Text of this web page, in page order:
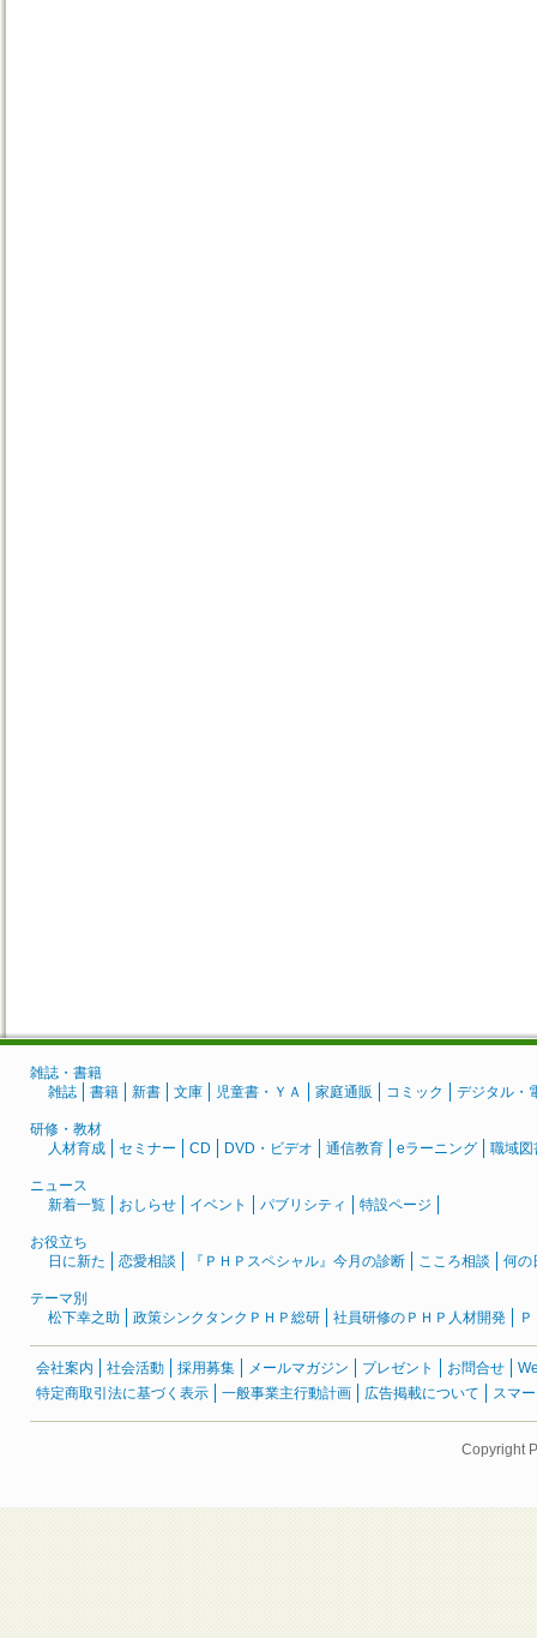
雑誌・書籍
雑誌
書籍 新書 文庫 児童書・ＹＡ 家庭通販 コミック デジタル・
研修・教材
人材育成
セミナー CD DVD・ビデオ 通信教育 eラーニング 職域図
ニュース
新着一覧
おしらせ イベント パブリシティ 特設ページ
お役立ち
日に新た
恋愛相談 『ＰＨＰスペシャル』今月の診断 こころ相談 何の
テーマ別
松下幸之助
政策シンクタンクＰＨＰ総研 社員研修のＰＨＰ人材開発
会社案内 社会活動 採用募集 メールマガジン プレゼント お問合せ
特定商取引法に基づく表示
一般事業主行動計画 広告掲載について スマ
Copyright